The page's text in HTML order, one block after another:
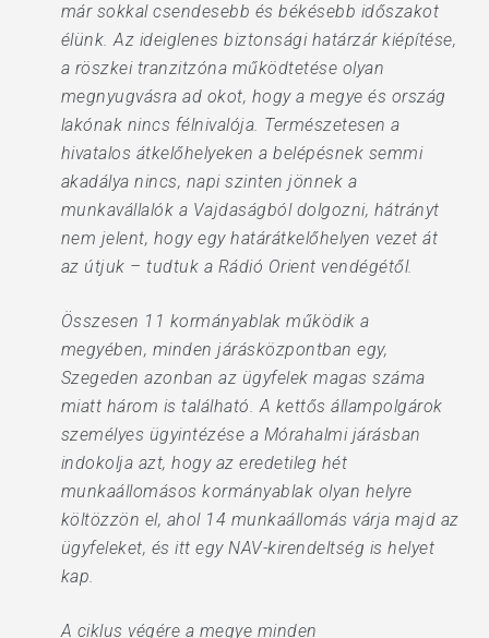
már sokkal csendesebb és békésebb időszakot
élünk. Az ideiglenes biztonsági határzár kiépítése,
a röszkei tranzitzóna működtetése olyan
megnyugvásra ad okot, hogy a megye és ország
lakónak nincs félnivalója. Természetesen a
hivatalos átkelőhelyeken a belépésnek semmi
akadálya nincs, napi szinten jönnek a
munkavállalók a Vajdaságból dolgozni, hátrányt
nem jelent, hogy egy határátkelőhelyen vezet át
az útjuk – tudtuk a Rádió Orient vendégétől.
Összesen 11 kormányablak működik a
megyében, minden járásközpontban egy,
Szegeden azonban az ügyfelek magas száma
miatt három is található. A kettős állampolgárok
személyes ügyintézése a Mórahalmi járásban
indokolja azt, hogy az eredetileg hét
munkaállomásos kormányablak olyan helyre
költözzön el, ahol 14 munkaállomás várja majd az
ügyfeleket, és itt egy NAV-kirendeltség is helyet
kap.
A ciklus végére a megye minden